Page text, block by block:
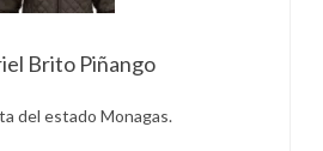
Brito Piñango
del estado Monagas.